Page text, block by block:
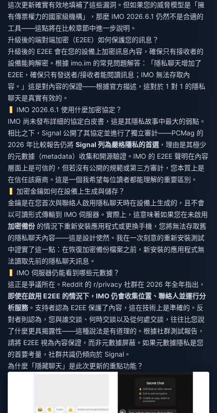
這次更新確實有效地填補了這些漏洞。但如果您的威脅模型是「擁
有傳票權力的國家級機構」，那麼 IMO 2026.6.1 仍然不是合適的
工具——這點將在比較章節中進一步說明。
升級後的端對端加密（E2EE）如何保護您的訊息？
升級後的 E2EE 會在您的設備上加密訊息內容，確保只有接收者的
設備能夠解密。根據 imo.im 的常見問題解答：「隱私聊天增加了
E2EE，確保只有發送者/接收者能閱讀訊息；IMO 無法存取內
容。」這是對內容的保證——根據官方描述，這對於 1 對 1 的隱私
聊天是真實有效的。
IMO 2026.6.1 使用什麼加密協定？
IMO 尚未發布詳細的協定白皮書，這是其隱私故事中最大的弱點。
相比之下，Signal 公開了其協定並進行了獨立審計——PCMag 的
2026 年比較報告仍將 Signal 列為嚴格隱私的首選 ，理由是其極少
的元數據（metadata）收集和開源驗證。IMO 的 E2EE 聲明在內容
層面上是可信的，但若沒有公開的規範或第三方審計，您本質上是
在信任該廠商。這是一個我希望每位讀者都能理解的重要區別。
加密金鑰如何在設備上生成與儲存？
金鑰是在您首次與聯絡人啟用隱私聊天時在設備上生成的，且不會
以可讀形式傳輸到 IMO 伺服器。實際上，這意味著如果您在未啟用
加密備份 的情況下重新安裝應用程式或更換手機，您將無法存取舊
的隱私聊天內容——這是設計使然。我在一次刻意的重新安裝測試
中證實了這一點：在恢復加密備份檔案之前，新安裝的應用程式無
法讀取先前的隱私聊天訊息。
IMO 伺服器仍能看到哪些元數據？
這正是爭議所在。Reddit 的 r/privacy 社群在 2026 年全年指出，
即使在啟用 E2EE 的情況下，IMO 仍會收集位置、聯絡人並運行分
析服務 。支持者認為 E2EE 保護了內容，這在技術上是準確的。反
對者則認為，您與誰交談、何時交談以及從何處交談，往往比您說
了什麼更具揭露性——這種說法是有道理的。根據社群測試報告，
請將 E2EE 視為內容保證，而非元數據屏蔽。如果元數據隱私是您
的首要考量，社群共識仍傾向於 Signal。
為什麼「隱藏聊天」是此次更新的重點功能？